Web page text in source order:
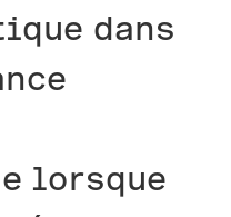
dans
lorsque